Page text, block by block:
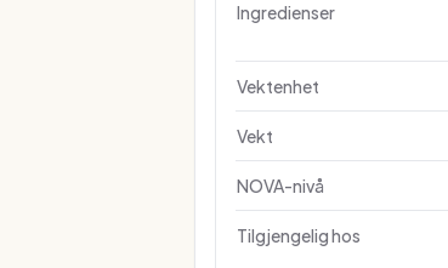
Ingredienser
Vektenhet
Vekt
NOVA-nivå
Tilgjengelig hos